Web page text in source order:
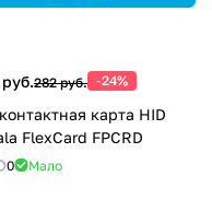
282 руб. -24%
карта HID
FlexCard FPCRD
0 Мало